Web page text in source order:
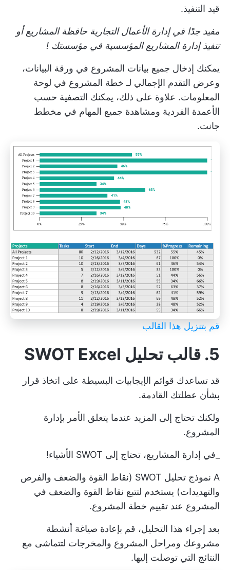
قيد التنفيذ.
مفيد جدًا في إدارة الأعمال التجارية حافظة المشاريع أو
تنفيذ إدارة المشاريع المؤسسية في مؤسستك !
يمكنك إدخال جميع بيانات المشروع في ورقة البيانات،
وعرض التقدم الإجمالي لـ خطة المشروع في لوحة
المعلومات. علاوة على ذلك، يمكنك التصفية حسب
الأعمدة الفردية ومشاهدة جميع المهام في مخطط
جانت.
قم بتنزيل هذا القالب
5. قالب تحليل SWOT Excel
قد تساعدك قوائم الإيجابيات البسيطة على اتخاذ قرار
بشأن عطلتك القادمة.
ولكنك تحتاج إلى المزيد عندما يتعلق الأمر بإدارة
المشروع.
_في إدارة المشاريع، تحتاج إلى SWOT الأشياء!
A
نموذج تحليل SWOT (نقاط القوة والضعف والفرص
والتهديدات) يستخدم لتتبع نقاط القوة والضعف في
المشروع عند تقييم خطة المشروع.
بعد إجراء هذا التحليل، قم بإعادة صياغة أنشطة
مشروعك ومراحل المشروع والمخرجات لتتماشى مع
النتائج التي توصلت إليها.